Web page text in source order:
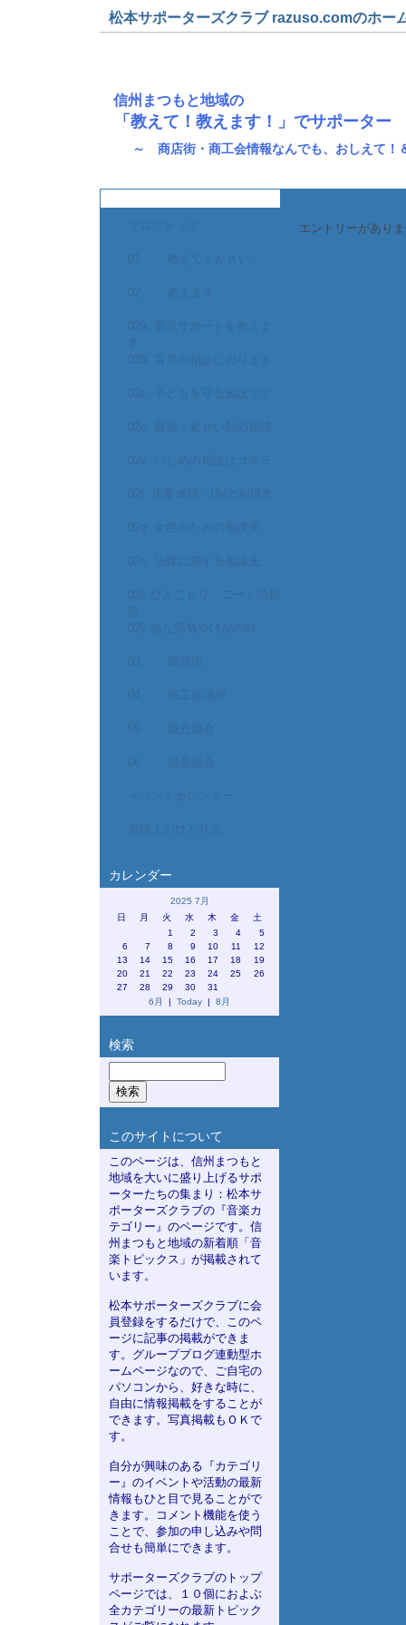
松本サポーターズクラブ razuso.comのホー
信州まつもと地域の
「教えて！教えます！」でサポータ
～ 商店街・商工会情報なんでも、おしえて
カレンダー
2025 7月
日
月 火 水 木 金
土
1
2 3 4
5
6
7 8 9 10 11
12
13
14 15 16 17 18
19
20
21 22 23 24 25
26
27
28 29 30
31
6月
| Today | 8月
検索
このサイトについて
このページは、信州まつもと
地域を大いに盛り上げるサポ
ーターたちの集まり：松本サ
ポーターズクラブの『音楽カ
テゴリー』のページです。信
州まつもと地域の新着順「音
楽トピックス」が掲載されて
います。
松本サポーターズクラブに会
員登録をするだけで、このペ
ージに記事の掲載ができま
す。グループブログ連動型ホ
ームページなので、ご自宅の
パソコンから、好きな時に、
自由に情報掲載をすることが
できます。写真掲載もＯＫで
す。
自分が興味のある『カテゴリ
ー』のイベントや活動の最新
情報もひと目で見ることがで
きます。コメント機能を使う
ことで、参加の申し込みや問
合せも簡単にできます。
サポーターズクラブのトップ
ページでは、１０個におよぶ
全カテゴリーの最新トピック
エントリーがあり